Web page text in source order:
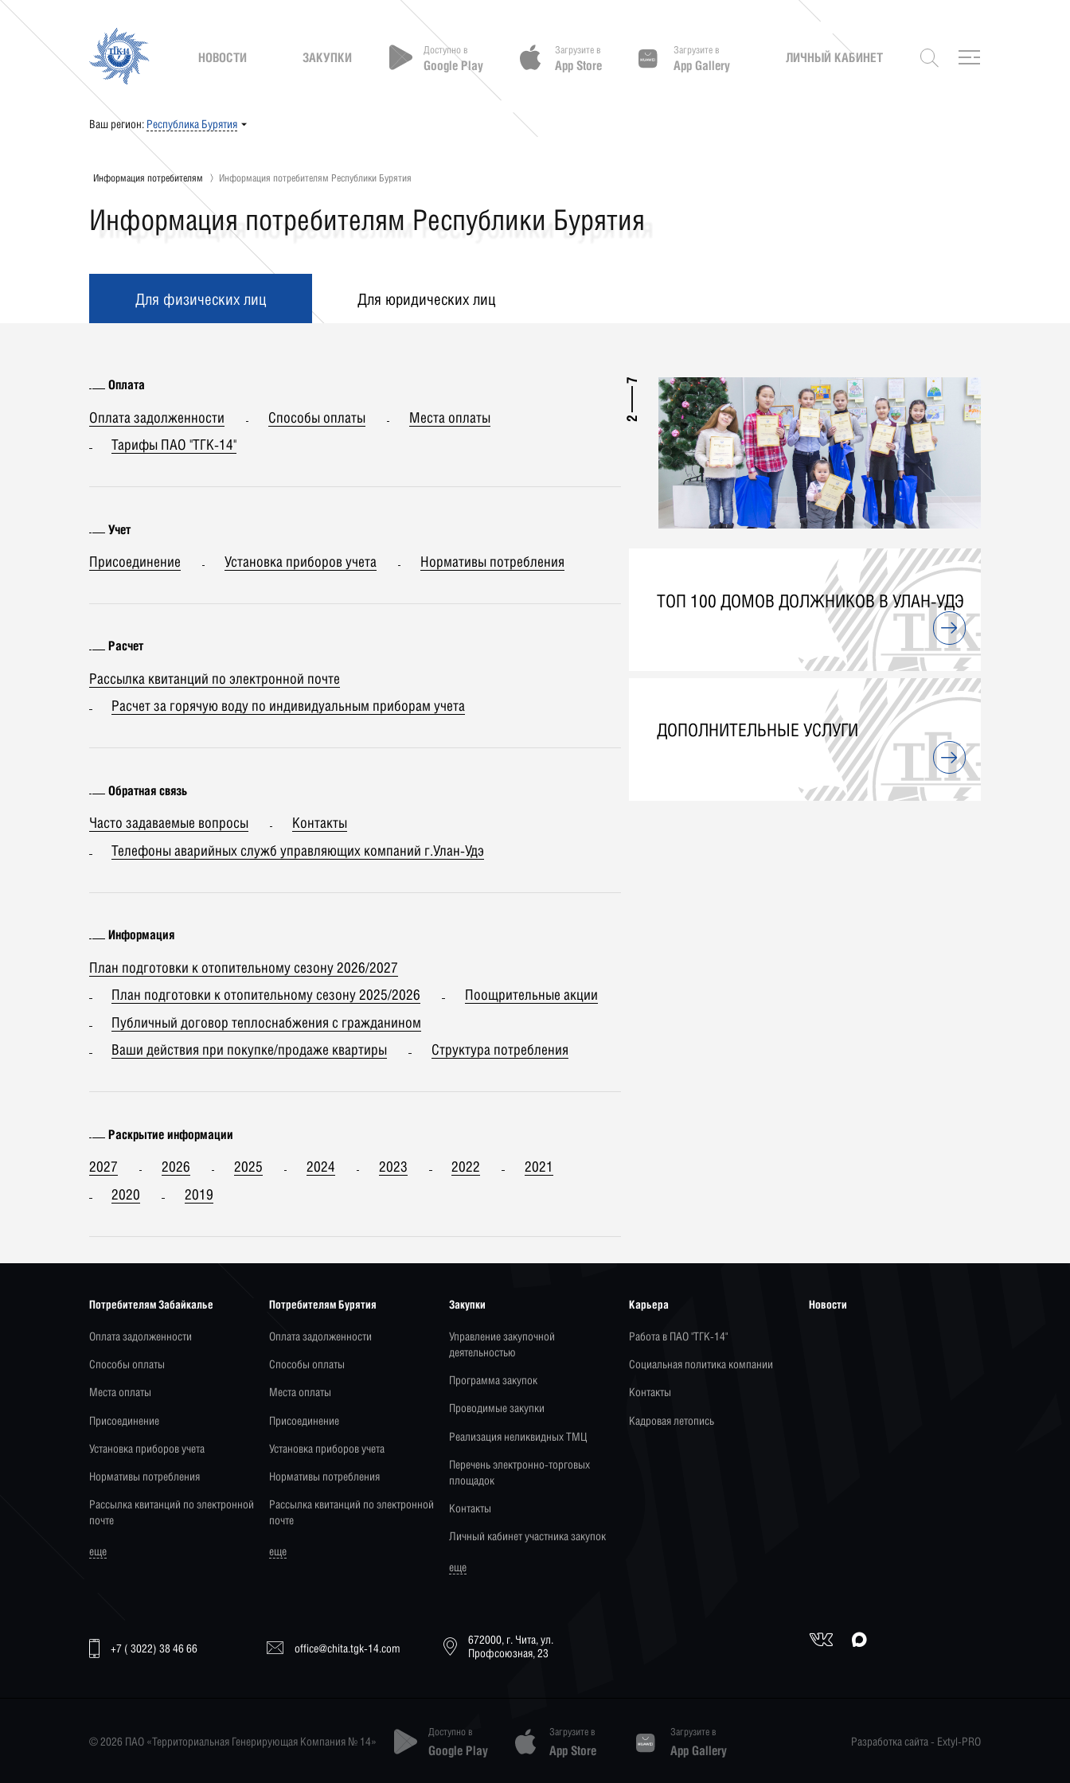
НОВОСТИ ЗАКУПКИ
Доступно в
Google Play
Загрузите в
App Store
Загрузите в
App Gallery
ЛИЧНЫЙ КАБИНЕТ
Ваш регион: Республика Бурятия
Информация потребителям Информация потребителям Республики Бурятия
Информация потребителям Республики Бурятия
Для физических лиц Для юридических лиц
Оплата
Оплата задолженности Способы оплаты
Места оплаты
Тарифы ПАО "ТГК-14"
Учет
Присоединение Установка приборов учета Нормативы потребления
Расчет
Рассылка квитанций по электронной почте
Расчет за горячую воду по индивидуальным приборам учета
Обратная связь
Часто задаваемые вопросы
Контакты
Телефоны аварийных служб управляющих компаний г.Улан-Удэ
Информация
План подготовки к отопительному сезону 2026/2027
План подготовки к отопительному сезону 2025/2026
Поощрительные акции
Публичный договор теплоснабжения с гражданином
Ваши действия при покупке/продаже квартиры
Структура потребления
Раскрытие информации
2027 2026 2025 2024 2023 2022
2021
2020
2019
2
7
ТОП 100 ДОМОВ ДОЛЖНИКОВ В УЛАН-УДЭ
ДОПОЛНИТЕЛЬНЫЕ УСЛУГИ
Потребителям Забайкалье
Оплата задолженности
Способы оплаты
Места оплаты
Присоединение
Установка приборов учета
Нормативы потребления
Рассылка квитанций по электронной
почте
еще
Потребителям Бурятия
Оплата задолженности
Способы оплаты
Места оплаты
Присоединение
Установка приборов учета
Нормативы потребления
Рассылка квитанций по электронной
почте
еще
Закупки
Управление закупочной
деятельностью
Программа закупок
Проводимые закупки
Реализация неликвидных ТМЦ
Перечень электронно-торговых
площадок
Контакты
Личный кабинет участника закупок
еще
Карьера
Работа в ПАО "ТГК-14"
Социальная политика компании
Контакты
Кадровая летопись
Новости
+7 ( 3022) 38 46 66 office@chita.tgk-14.com
672000, г. Чита, ул.
Профсоюзная, 23
© 2026 ПАО «Территориальная Генерирующая Компания № 14»
Доступно в
Google Play
Загрузите в
App Store
Загрузите в
App Gallery
Разработка сайта - Extyl-PRO